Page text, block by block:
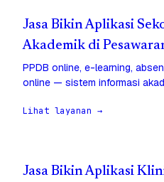
Jasa Bikin Aplikasi
Akademik di
PPDB online, e-learning,
online — sistem informasi
Lihat layanan →
Jasa Bikin Aplikasi